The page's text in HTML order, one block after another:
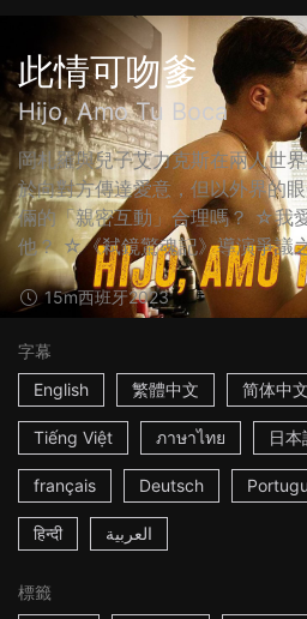
此情可吻爹
Hijo, Amo Tu Boca
岡札羅與兒子艾力克斯在兩人世
於向對方傳達愛意，但以外界的
倆的「親密互動」合理嗎？ ☆我
他？ ☆《弒鏡驚魂記》導演爭議
15m西班牙2023
字幕
English
繁體中文 简体中文
Tiếng Việt ภาษาไทย 日本
français Deutsch
हिन्दी العربية
標籤